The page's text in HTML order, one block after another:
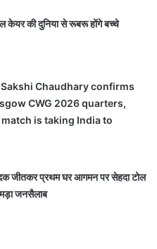
की दुनिया से रूबरू होंगे बच्चे
Sakshi Chaudhary confirms
CWG 2026 quarters,
match is taking India to
जीतकर प्रथम घर आगमन पर सेहदा टोल
जनसैलाब